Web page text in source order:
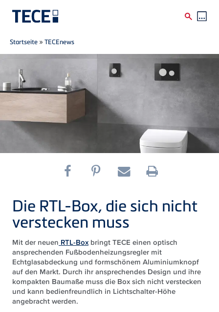
Direkt zum Inhalt
Breadcrumb
Startseite »TECEnews
Die RTL-Box, die sich nicht
verstecken muss
Mit der neuen RTL-Box bringt TECE einen optisch
ansprechenden Fußbodenheizungsregler mit
Echtglasabdeckung und formschönem Aluminiumknopf
auf den Markt. Durch ihr ansprechendes Design und ihre
kompakten Baumaße muss die Box sich nicht verstecken
und kann bedienfreundlich in Lichtschalter-Höhe
angebracht werden.